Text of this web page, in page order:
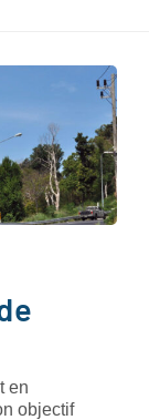
en
objectif